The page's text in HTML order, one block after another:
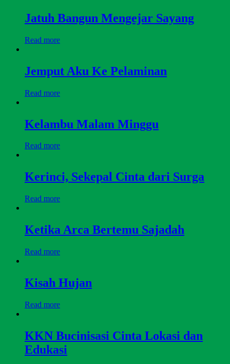
Jatuh Bangun Mengejar Sayang
Read more
Jemput Aku Ke Pelaminan
Read more
Kelambu Malam Minggu
Read more
Kerinci, Sekepal Cinta dari Surga
Read more
Ketika Arca Bertemu Sajadah
Read more
Kisah Hujan
Read more
KKN Bucinisasi Cinta Lokasi dan
Edukasi